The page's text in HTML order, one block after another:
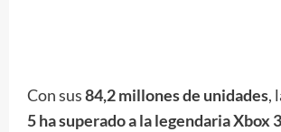
Con sus84,2 millones de unidades,
5 ha superado a la legendaria Xbox